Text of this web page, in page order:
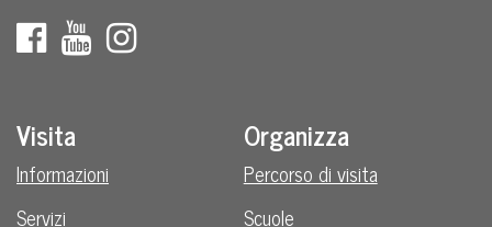
Visita
Informazioni
Servizi
Organizza
Percorso di visita
Scuole